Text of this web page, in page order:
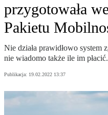
przygotowała
Pakietu
Nie działa prawidłowo system
nie wiadomo także ile im płacić.
Publikacja: 19.02.2022 13:37